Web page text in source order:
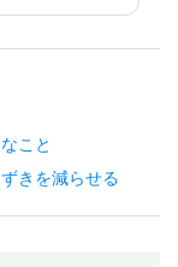
こと
きを減らせる